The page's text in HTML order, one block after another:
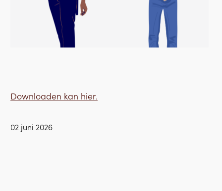
Downloaden kan hier.
02 juni 2026